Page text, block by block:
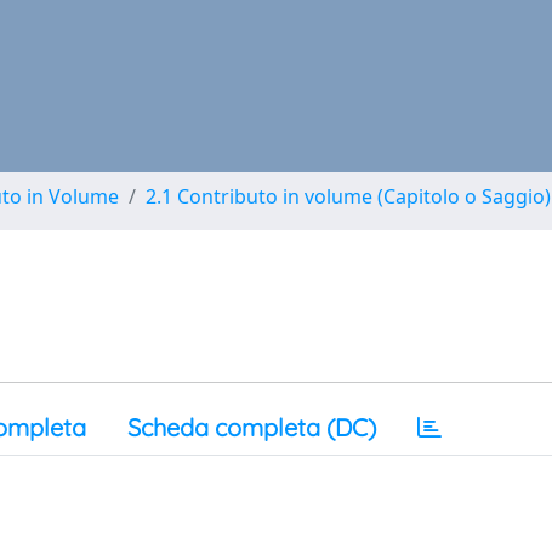
in Volume 2.1 Contributo in volume (Capitolo o Saggio)
Scheda completa (DC)